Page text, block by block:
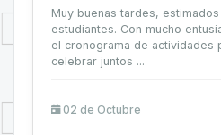
Muy buenas tardes,
estudiantes. Con mucho
el cronograma de actividades
celebrar juntos ...
02 de Octubre